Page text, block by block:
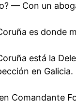
— Con un
es donde
está la
en Galicia.
Comandante